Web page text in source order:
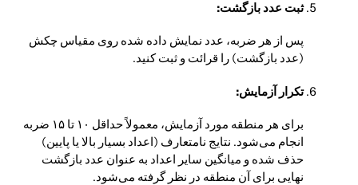
ثبت عدد بازگشت:
پس از هر ضربه، عدد نمایش داده شده روی مقیاس چکش
(عدد بازگشت) را قرائت و ثبت کنید.
تکرار آزمایش:
برای هر منطقه مورد آزمایش، معمولاً حداقل ۱۰ تا ۱۵ ضربه
انجام می‌شود. نتایج نامتعارف (اعداد بسیار بالا یا پایین)
حذف شده و میانگین سایر اعداد به عنوان عدد بازگشت
نهایی برای آن منطقه در نظر گرفته می‌شود.